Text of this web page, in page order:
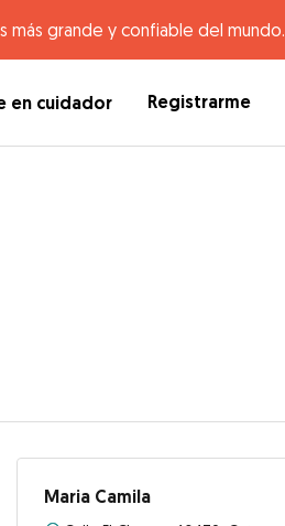
grande y confiable del mundo.
en cuidador Registrarme
Maria Camila